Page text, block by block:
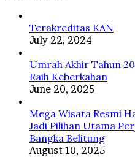
Terakreditas KAN
July 22, 2024
Umrah Akhir Tahun
Raih Keberkahan
June 20, 2025
Mega Wisata Resmi
Jadi Pilihan Utama
Bangka Belitung
August 10, 2025